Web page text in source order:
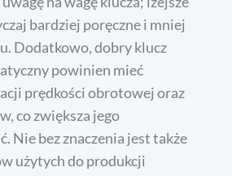
bardziej poręczne i mniej
Dodatkowo, dobry klucz
powinien mieć
prędkości obrotowej oraz
co zwiększa jego
Nie bez znaczenia jest także
użytych do produkcji